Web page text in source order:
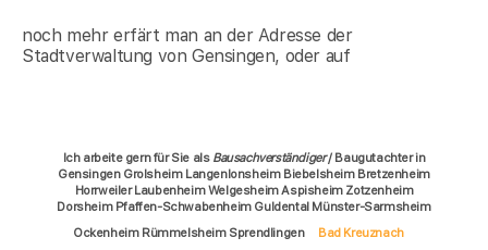
noch mehr erfärt man an der Adresse der
Stadtverwaltung von Gensingen, oder auf
Ich arbeite gern für Sie als Bausachverständiger/ Baugutachter in
Gensingen Grolsheim Langenlonsheim Biebelsheim Bretzenheim
Horrweiler Laubenheim Welgesheim Aspisheim Zotzenheim
Dorsheim Pfaffen-Schwabenheim Guldental Münster-Sarmsheim
Ockenheim Rümmelsheim Sprendlingen
Bad Kreuznach